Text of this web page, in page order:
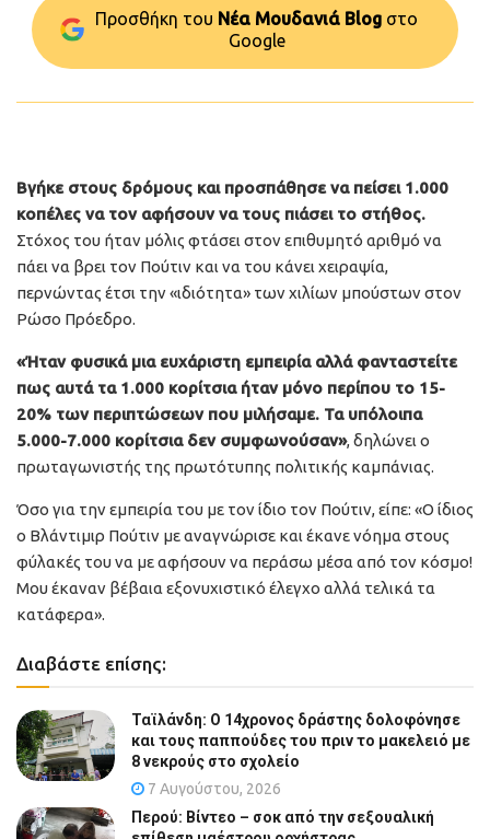
Προσθήκη του Νέα Μουδανιά Blog στo
Google
Βγήκε στους δρόμους και προσπάθησε να πείσει 1.000
κοπέλες να τον αφήσουν να τους πιάσει το στήθος.
Στόχος του ήταν μόλις φτάσει στον επιθυμητό αριθμό να
πάει να βρει τον Πούτιν και να του κάνει χειραψία,
περνώντας έτσι την «ιδιότητα» των χιλίων μπούστων στον
Ρώσο Πρόεδρο.
«Ήταν φυσικά μια ευχάριστη εμπειρία αλλά φανταστείτε
πως αυτά τα 1.000 κορίτσια ήταν μόνο περίπου το 15-
20% των περιπτώσεων που μιλήσαμε. Τα υπόλοιπα
5.000-7.000 κορίτσια δεν συμφωνούσαν», δηλώνει ο
πρωταγωνιστής της πρωτότυπης πολιτικής καμπάνιας.
Όσο για την εμπειρία του με τον ίδιο τον Πούτιν, είπε: «Ο ίδιος
ο Βλάντιμιρ Πούτιν με αναγνώρισε και έκανε νόημα στους
φύλακές του να με αφήσουν να περάσω μέσα από τον κόσμο!
Μου έκαναν βέβαια εξονυχιστικό έλεγχο αλλά τελικά τα
κατάφερα».
Διαβάστε επίσης:
Ταϊλάνδη: Ο 14χρονος δράστης δολοφόνησε
και τους παππούδες του πριν το μακελειό με
8 νεκρούς στο σχολείο
7 Αυγούστου, 2026
Περού: Βίντεο – σοκ από την σεξουαλική